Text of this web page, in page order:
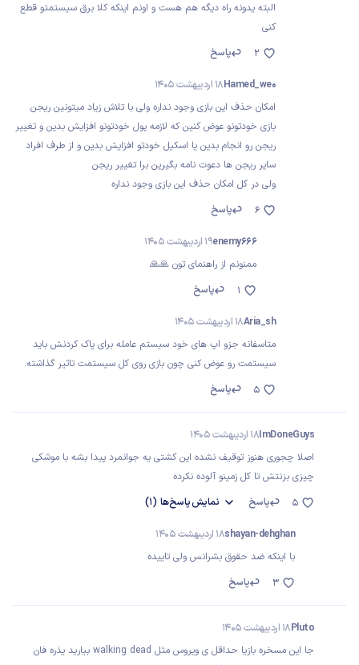
البته یدونه راه دیگه هم هست و اونم اینکه کلا برق سیستمتو قطع
کنی
پاسخ
2
Hamed_we018 اردیبهشت 1405
امکان حذف این بازی وجود نداره ولی با تلاش زیاد میتونین ریجن
بازی خودتونو عوض کنین که لازمه پول خودتونو افزایش بدین و تغییر
ریجن رو انجام بدین یا اسکیل خودتو افزایش بدین و از طرف افراد
سایر ریجن ها دعوت نامه بگیرین برا تغییر ریجن
ولی در کل امکان حذف این بازی وجود نداره
پاسخ
6
enemy66619 اردیبهشت 1405
ممنونم از راهنمای تون 🙏🙏
پاسخ
1
Aria_sh18 اردیبهشت 1405
متاسفانه جزو اپ های خود سیستم عامله برای پاک کردنش باید
سیستمت رو عوض کنی چون بازی روی کل سیستمت تاثیر گذاشته.
پاسخ
5
ImDoneGuys18 اردیبهشت 1405
اصلا چجوری هنوز توقیف نشده این کشتی یه جوانمرد پیدا بشه با موشکی
چیزی بزنتش تا کل زمینو آلوده نکرده
پاسخ
نمایشپاسخ‌ها (1) 5
shayan-dehghan18 اردیبهشت 1405
با اینکه ضد حقوق بشرانس ولی تاییده
پاسخ
3
Pluto18 اردیبهشت 1405
جا این مسخره بازیا حداقل ی ویروس مثل walking dead بیارید یذره فان